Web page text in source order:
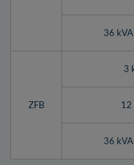
36
ZFB
3
12
36